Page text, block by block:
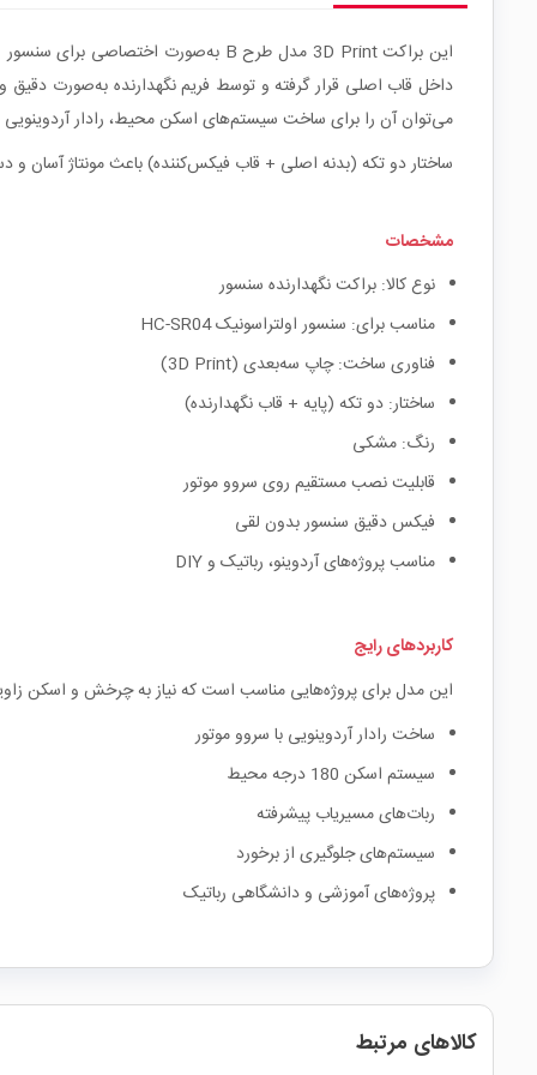
می‌توان آن را برای ساخت سیستم‌های اسکن محیط، رادار آردوینویی
ساختار دو تکه (بدنه اصلی + قاب فیکس‌کننده) باعث مونتاژ
مشخصات
نوع کالا: براکت نگهدارنده سنسور
مناسب برای: سنسور اولتراسونیک HC-SR04
فناوری ساخت: چاپ سه‌بعدی (3D Print)
ساختار: دو تکه (پایه + قاب نگهدارنده)
رنگ: مشکی
قابلیت نصب مستقیم روی سروو موتور
فیکس دقیق سنسور بدون لقی
مناسب پروژه‌های آردوینو، رباتیک و DIY
کاربردهای رایج
این مدل برای پروژه‌هایی مناسب است که نیاز به چرخش و اسکن
ساخت رادار آردوینویی با سروو موتور
سیستم اسکن 180 درجه محیط
ربات‌های مسیریاب پیشرفته
سیستم‌های جلوگیری از برخورد
پروژه‌های آموزشی و دانشگاهی رباتیک
کالاهای مرتبط